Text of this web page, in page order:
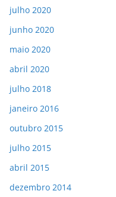
julho 2020
junho 2020
maio 2020
abril 2020
julho 2018
janeiro 2016
outubro 2015
julho 2015
abril 2015
dezembro 2014